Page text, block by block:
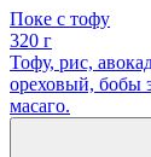
Поке с тофу
320 г
Тофу, рис,
ореховый, бобы
масаго.